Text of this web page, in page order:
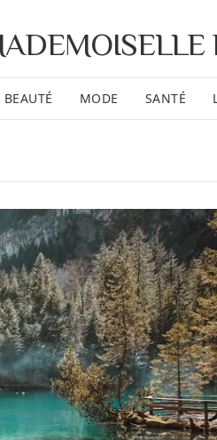
BEAUTÉ MODE SANTÉ